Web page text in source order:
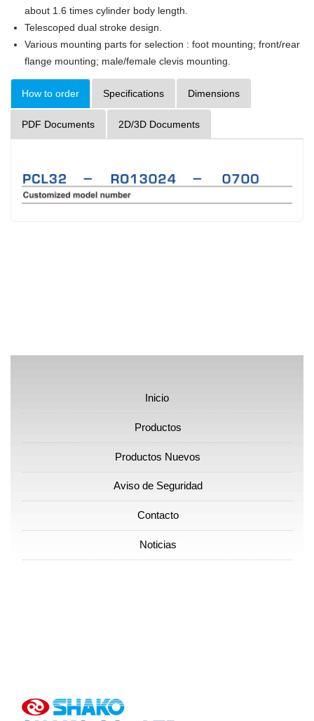
about 1.6 times cylinder body length.
Telescoped dual stroke design.
Various mounting parts for selection : foot mounting; front/rear
flange mounting; male/female clevis mounting.
How to order Specifications Dimensions
PDF Documents 2D/3D Documents
Inicio
Productos
Productos Nuevos
Aviso de Seguridad
Contacto
Noticias